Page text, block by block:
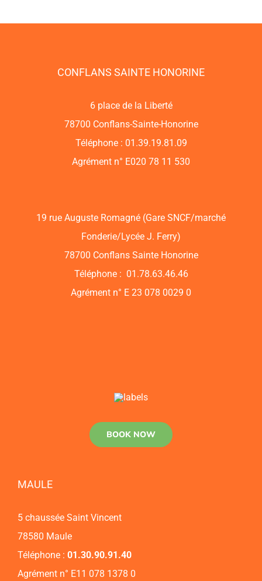
CONFLANS SAINTE HONORINE
6 place de la Liberté
78700 Conflans-Sainte-Honorine
Téléphone : 01.39.19.81.09
Agrément n° E020 78 11 530
19 rue Auguste Romagné (Gare SNCF/marché
Fonderie/Lycée J. Ferry)
78700 Conflans Sainte Honorine
Téléphone : 01.78.63.46.46
Agrément n° E 23 078 0029 0
BOOK NOW
MAULE
5 chaussée Saint Vincent
78580 Maule
Téléphone : 01.30.90.91.40
Agrément n° E11 078 1378 0